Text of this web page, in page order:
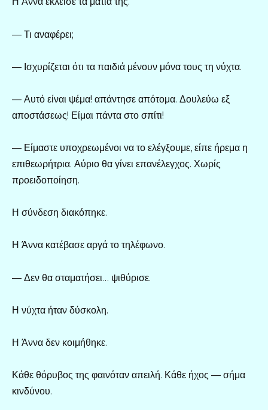
— Τι αναφέρει;
— Ισχυρίζεται ότι τα παιδιά μένουν μόνα τους τη νύχτα.
— Αυτό είναι ψέμα! απάντησε απότομα. Δουλεύω εξ
αποστάσεως! Είμαι πάντα στο σπίτι!
— Είμαστε υποχρεωμένοι να το ελέγξουμε, είπε ήρεμα η
επιθεωρήτρια. Αύριο θα γίνει επανέλεγχος. Χωρίς
προειδοποίηση.
Η σύνδεση διακόπηκε.
Η Άννα κατέβασε αργά το τηλέφωνο.
— Δεν θα σταματήσει… ψιθύρισε.
Η νύχτα ήταν δύσκολη.
Η Άννα δεν κοιμήθηκε.
Κάθε θόρυβος της φαινόταν απειλή. Κάθε ήχος — σήμα
κινδύνου.